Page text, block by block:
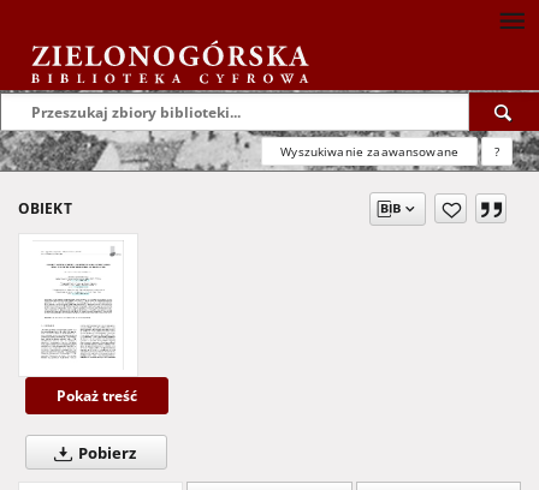
Wyszukiwanie zaawansowane ?
OBIEKT
Pokaż treść
Pobierz